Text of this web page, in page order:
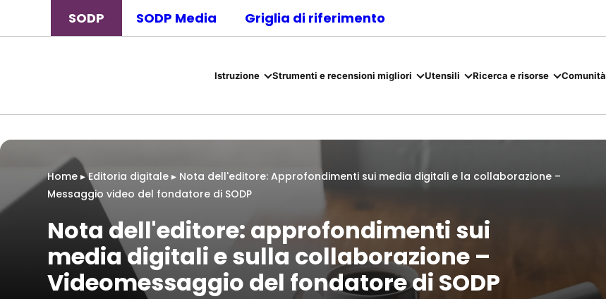
SODP SODP Media Griglia di riferimento
Istruzione Strumenti e recensioni migliori Utensili Ricerca e risorse Comunità
Home ▸Editoria digitale ▸ Nota dell'editore: Approfondimenti sui media digitali e la collaborazione –
Messaggio video del fondatore di SODP
Nota dell'editore: approfondimenti sui
media digitali e sulla collaborazione –
Videomessaggio del fondatore di SODP